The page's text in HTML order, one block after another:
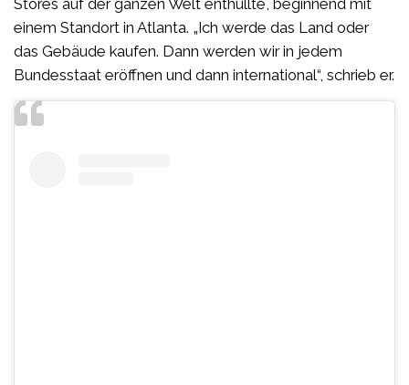
einem Standort in Atlanta. „Ich werde das Land oder
das Gebäude kaufen. Dann werden wir in jedem
Bundesstaat eröffnen und dann international“, schrieb er.